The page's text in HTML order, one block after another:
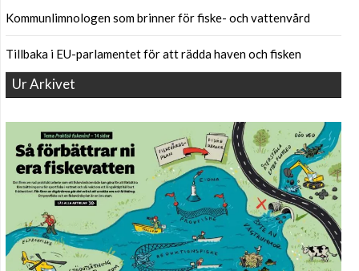
Kommunlimnologen som brinner för fiske- och vattenvård
Tillbaka i EU-parlamentet för att rädda haven och fisken
Ur Arkivet